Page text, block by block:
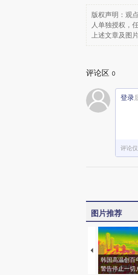
版权声明：观
人单独授权，
上述文章及图
评论区 0
登录
评论
图片推荐
韩国高温创百
警告停止一切